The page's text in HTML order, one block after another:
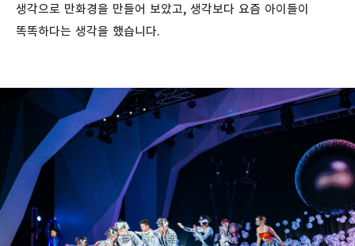
생각으로 만화경을 만들어 보았고, 생각보다 요즘 아이들이
똑똑하다는 생각을 했습니다.